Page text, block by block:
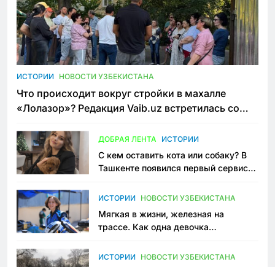
ИСТОРИИ НОВОСТИ УЗБЕКИСТАНА
Что происходит вокруг стройки в махалле
«Лолазор»? Редакция Vaib.uz встретилась со
ДОБРАЯ ЛЕНТА ИСТОРИИ
С кем оставить кота или собаку? В
Ташкенте появился первый сервис
ИСТОРИИ НОВОСТИ УЗБЕКИСТАНА
Мягкая в жизни, железная на
трассе. Как одна девочка
Узбекистане
ИСТОРИИ НОВОСТИ УЗБЕКИСТАНА